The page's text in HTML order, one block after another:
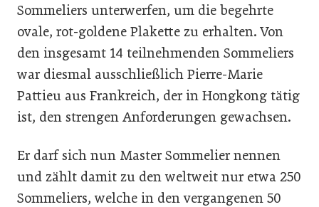
Sommeliers unterwerfen, um die begehrte
ovale, rot-goldene Plakette zu erhalten. Von
den insgesamt 14 teilnehmenden Sommeliers
war diesmal ausschließlich Pierre-Marie
Pattieu aus Frankreich, der in Hongkong tätig
ist, den strengen Anforderungen gewachsen.
Er darf sich nun Master Sommelier nennen
und zählt damit zu den weltweit nur etwa 250
Sommeliers, welche in den vergangenen 50